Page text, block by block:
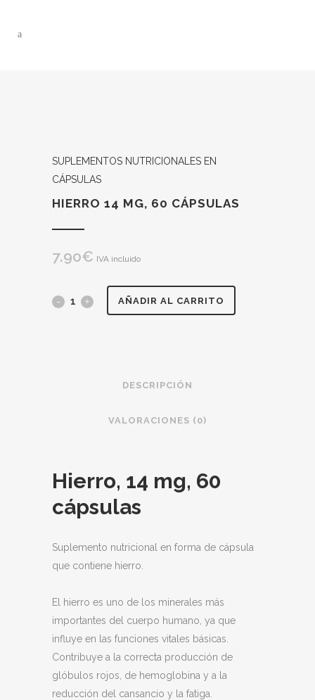
SUPLEMENTOS NUTRICIONALES EN
CÁPSULAS
HIERRO 14 MG, 60 CÁPSULAS
7.90€ IVA incluido
HIERRO AÑADIR AL CARRITO
DESCRIPCIÓN
VALORACIONES (0)
Hierro, 14 mg, 60
cápsulas
Suplemento nutricional en forma de cápsula
que contiene hierro.
El hierro es uno de los minerales más
importantes del cuerpo humano, ya que
influye en las funciones vitales básicas.
Contribuye a la correcta producción de
glóbulos rojos, de hemoglobina y a la
reducción del cansancio y la fatiga.